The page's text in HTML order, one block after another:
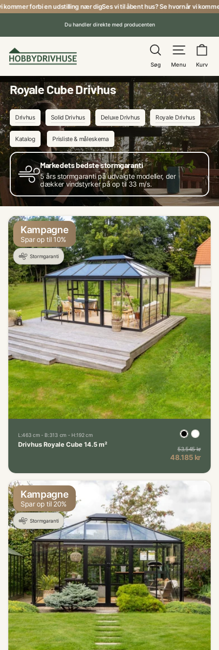
Gå forbi en udstilling nær dig Ses vi til åbent hus? Se hvornår vi kommer
Du handler direkte med producenten
Søg
Søg
Menu
Menu Kurv
Royale Cube Drivhus
Drivhus Solid Drivhus Deluxe Drivhus Royale Drivhus
Katalog Prisliste & måleskema
Markedets bedste stormgaranti
5 års stormgaranti på udvalgte modeller, der
dækker vindstyrker på op til 33 m/s.
Kampagne
Spar op til 10%
Stormgaranti
L:463 cm - B:313 cm - H:192 cm
Drivhus Royale Cube 14.5 m²
53.545 kr
Kampagnepris
48.185 kr
Kampagne
Spar op til 20%
Stormgaranti